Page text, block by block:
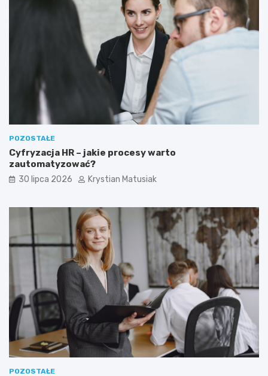
POZOSTAŁE
Cyfryzacja HR – jakie procesy warto
zautomatyzować?
30 lipca 2026 Krystian Matusiak
POZOSTAŁE